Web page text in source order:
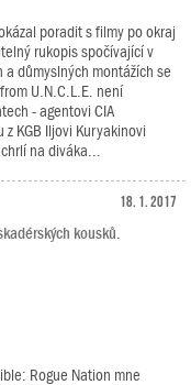
poradit s filmy po okraj
rukopis spočívající v
důmyslných montážích se
U.N.C.L.E. není
- agentovi CIA
KGB Iljovi Kuryakinovi
na diváka...
18. 1. 2017
kousků.
Rogue Nation mne